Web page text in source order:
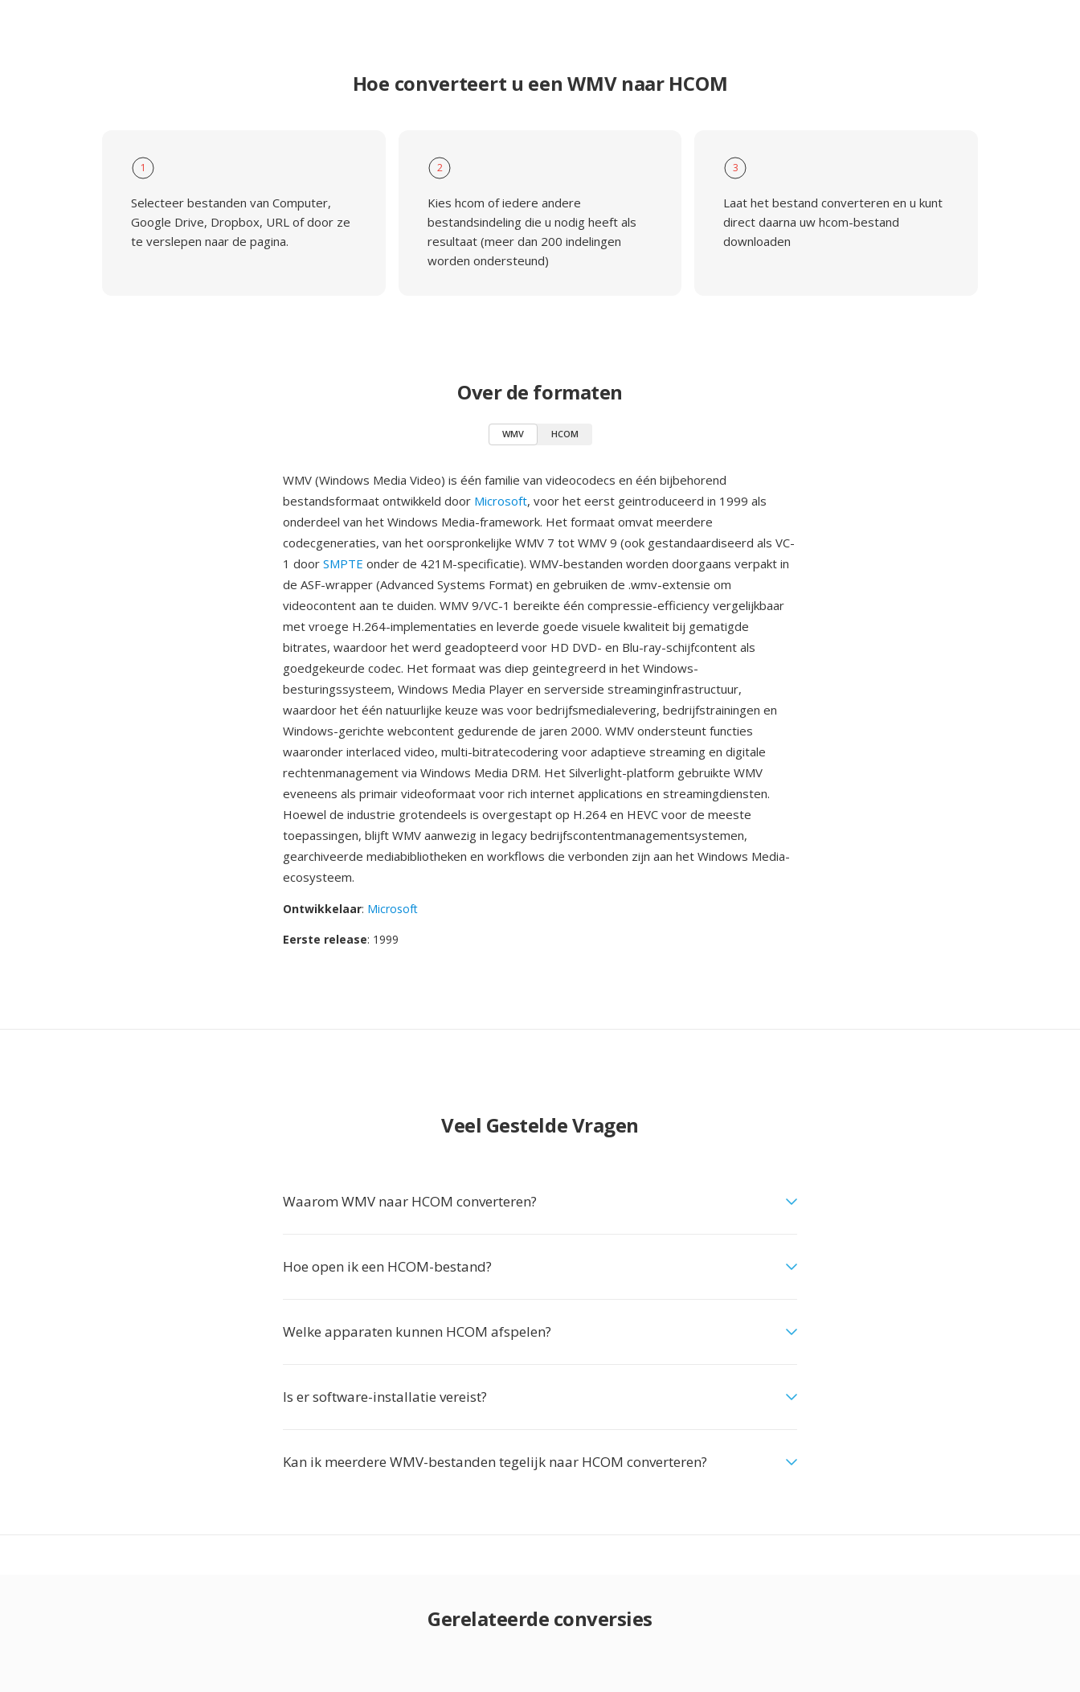
Hoe converteert u een WMV naar HCOM
1
Selecteer bestanden van Computer,
Google Drive, Dropbox, URL of door ze
te verslepen naar de pagina.
2
Kies hcom of iedere andere
bestandsindeling die u nodig heeft als
resultaat (meer dan 200 indelingen
worden ondersteund)
3
Laat het bestand converteren en u kunt
direct daarna uw hcom-bestand
downloaden
Over de formaten
WMV HCOM
WMV (Windows Media Video) is één familie van videocodecs en één bijbehorend
bestandsformaat ontwikkeld door Microsoft, voor het eerst geintroduceerd in 1999 als
onderdeel van het Windows Media-framework. Het formaat omvat meerdere
codecgeneraties, van het oorspronkelijke WMV 7 tot WMV 9 (ook gestandaardiseerd als VC-
1 door SMPTE onder de 421M-specificatie). WMV-bestanden worden doorgaans verpakt in
de ASF-wrapper (Advanced Systems Format) en gebruiken de .wmv-extensie om
videocontent aan te duiden. WMV 9/VC-1 bereikte één compressie-efficiency vergelijkbaar
met vroege H.264-implementaties en leverde goede visuele kwaliteit bij gematigde
bitrates, waardoor het werd geadopteerd voor HD DVD- en Blu-ray-schijfcontent als
goedgekeurde codec. Het formaat was diep geintegreerd in het Windows-
besturingssysteem, Windows Media Player en serverside streaminginfrastructuur,
waardoor het één natuurlijke keuze was voor bedrijfsmedialevering, bedrijfstrainingen en
Windows-gerichte webcontent gedurende de jaren 2000. WMV ondersteunt functies
waaronder interlaced video, multi-bitratecodering voor adaptieve streaming en digitale
rechtenmanagement via Windows Media DRM. Het Silverlight-platform gebruikte WMV
eveneens als primair videoformaat voor rich internet applications en streamingdiensten.
Hoewel de industrie grotendeels is overgestapt op H.264 en HEVC voor de meeste
toepassingen, blijft WMV aanwezig in legacy bedrijfscontentmanagementsystemen,
gearchiveerde mediabibliotheken en workflows die verbonden zijn aan het Windows Media-
ecosysteem.
Ontwikkelaar: Microsoft
Eerste release: 1999
Veel Gestelde Vragen
Waarom WMV naar HCOM converteren?
Hoe open ik een HCOM-bestand?
Welke apparaten kunnen HCOM afspelen?
Is er software-installatie vereist?
Kan ik meerdere WMV-bestanden tegelijk naar HCOM converteren?
Gerelateerde conversies